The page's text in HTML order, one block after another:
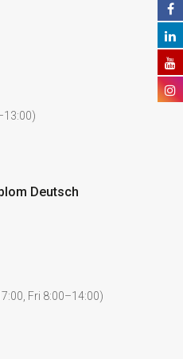
Deutsch
Fri 8:00–14:00)